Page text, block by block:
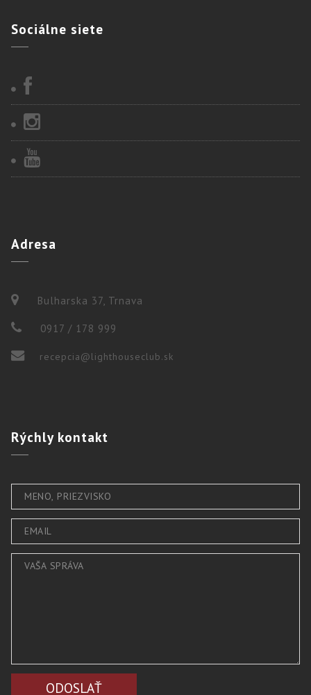
Sociálne siete
Adresa
Bulharska 37, Trnava
0917 / 178 999
recepcia@lighthouseclub.sk
Rýchlykontakt